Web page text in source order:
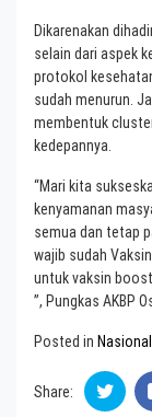
Dikarenakan
selain dari aspek
protokol
sudah menurun.
membentuk
kedepannya.
“Mari kita
kenyamanan
semua dan tetap
wajib sudah
untuk vaksin
”, Pungkas AKBP
Posted in Nasional
Share: